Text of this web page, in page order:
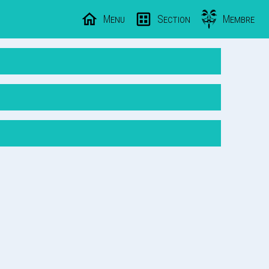
Menu Section Membre